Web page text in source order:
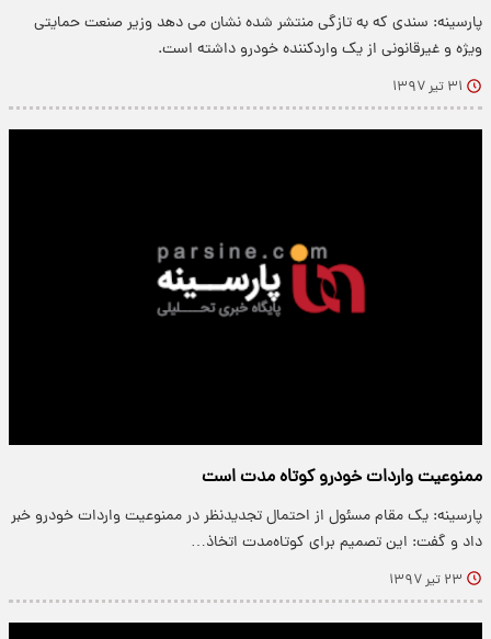
پارسینه: سندی که به تازگی منتشر شده نشان می دهد وزیر صنعت حمایتی
ویژه و غیرقانونی از یک واردکننده خودرو داشته است.
۳۱ تیر ۱۳۹۷
ممنوعیت واردات خودرو کوتاه مدت است
پارسینه: یک مقام مسئول از احتمال تجدیدنظر در ممنوعیت واردات خودرو خبر
داد و گفت: این تصمیم برای کوتاه‌مدت اتخاذ…
۲۳ تیر ۱۳۹۷